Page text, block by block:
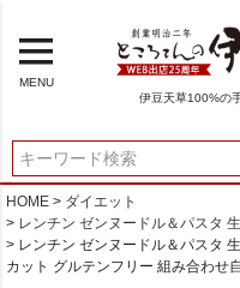
MENU
伊豆天草100%の
HOME
ダイエット
レンチン ゼンヌードル＆パスタ
レンチン ゼンヌードル＆パスタ
カット グルテンフリー 組み合わせ